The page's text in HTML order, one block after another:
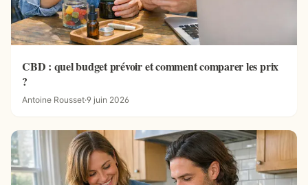
CBD : quel budget prévoir et comment comparer les prix
?
Antoine Rousset·9 juin 2026